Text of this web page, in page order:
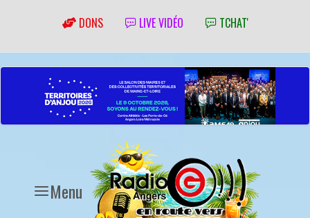
DONS LIVE VIDÉO TCHAT'
Menu